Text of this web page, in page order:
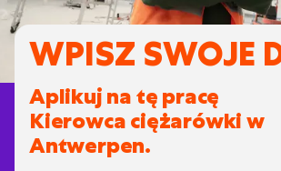
WPISZ SWOJE
Aplikuj na tę pracę
Kierowca ciężarówki w
Antwerpen.